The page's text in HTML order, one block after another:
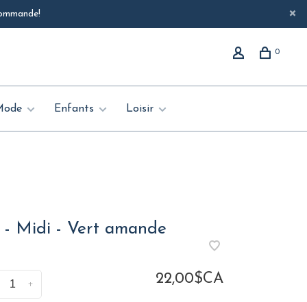
0
Enfants Loisir
- Midi - Vert amande
+ 22,00$CA